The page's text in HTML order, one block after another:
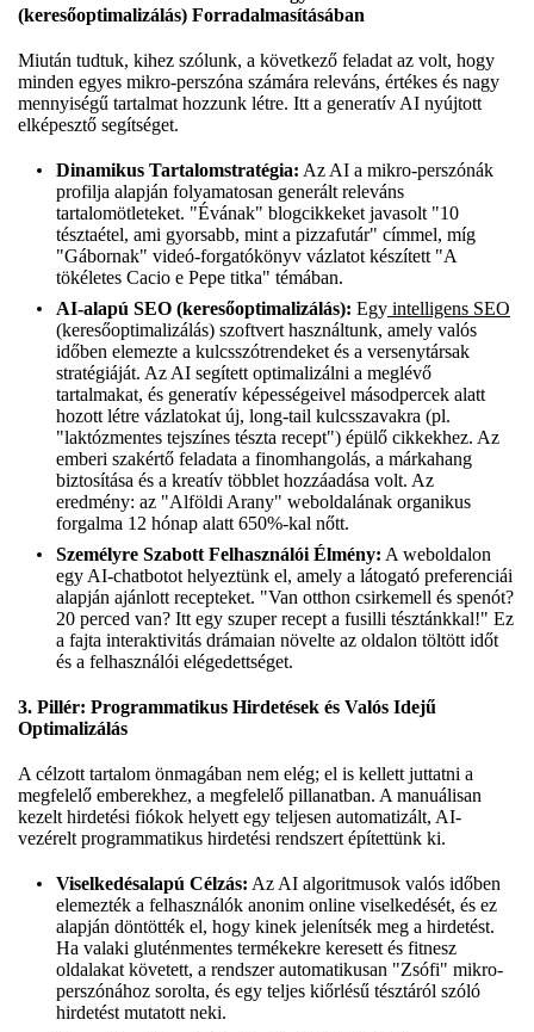
(keresőoptimalizálás) Forradalmasításában
Miután tudtuk, kihez szólunk, a következő feladat az volt, hogy
minden egyes mikro-perszóna számára releváns, értékes és nagy
mennyiségű tartalmat hozzunk létre. Itt a generatív AI nyújtott
elképesztő segítséget.
Dinamikus Tartalomstratégia: Az AI a mikro-perszónák
profilja alapján folyamatosan generált releváns
tartalomötleteket. "Évának" blogcikkeket javasolt "10
tésztaétel, ami gyorsabb, mint a pizzafutár" címmel, míg
"Gábornak" videó-forgatókönyv vázlatot készített "A
tökéletes Cacio e Pepe titka" témában.
AI-alapú SEO (keresőoptimalizálás): Egy intelligens SEO
(keresőoptimalizálás) szoftvert használtunk, amely valós
időben elemezte a kulcsszótrendeket és a versenytársak
stratégiáját. Az AI segített optimalizálni a meglévő
tartalmakat, és generatív képességeivel másodpercek alatt
hozott létre vázlatokat új, long-tail kulcsszavakra (pl.
"laktózmentes tejszínes tészta recept") épülő cikkekhez. Az
emberi szakértő feladata a finomhangolás, a márkahang
biztosítása és a kreatív többlet hozzáadása volt. Az
eredmény: az "Alföldi Arany" weboldalának organikus
forgalma 12 hónap alatt 650%-kal nőtt.
Személyre Szabott Felhasználói Élmény: A weboldalon
egy AI-chatbotot helyeztünk el, amely a látogató preferenciái
alapján ajánlott recepteket. "Van otthon csirkemell és spenót?
20 perced van? Itt egy szuper recept a fusilli tésztánkkal!" Ez
a fajta interaktivitás drámaian növelte az oldalon töltött időt
és a felhasználói elégedettséget.
3. Pillér: Programmatikus Hirdetések és Valós Idejű
Optimalizálás
A célzott tartalom önmagában nem elég; el is kellett juttatni a
megfelelő emberekhez, a megfelelő pillanatban. A manuálisan
kezelt hirdetési fiókok helyett egy teljesen automatizált, AI-
vezérelt programmatikus hirdetési rendszert építettünk ki.
Viselkedésalapú Célzás: Az AI algoritmusok valós időben
elemezték a felhasználók anonim online viselkedését, és ez
alapján döntötték el, hogy kinek jelenítsék meg a hirdetést.
Ha valaki gluténmentes termékekre keresett és fitnesz
oldalakat követett, a rendszer automatikusan "Zsófi" mikro-
perszónához sorolta, és egy teljes kiőrlésű tésztáról szóló
hirdetést mutatott neki.